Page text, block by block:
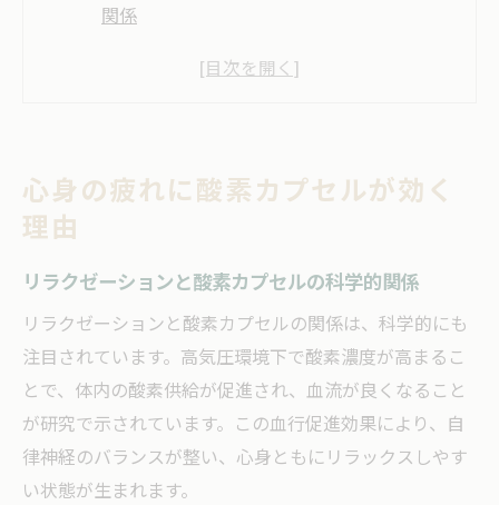
関係
疲労回復とストレス軽減に最適なリラクゼ
高気圧酸素カプセルで感じる心身の変化
体感
リラクゼーション重視派が実感する酸素カ
リラックス体験談でわかる酸素カプセルの
魅力
心身の疲れに酸素カプセルが効く
理由
リラクゼーションと酸素カプセルの科学的関係
リラクゼーションと酸素カプセルの関係は、科学的にも
注目されています。高気圧環境下で酸素濃度が高まるこ
とで、体内の酸素供給が促進され、血流が良くなること
が研究で示されています。この血行促進効果により、自
律神経のバランスが整い、心身ともにリラックスしやす
い状態が生まれます。